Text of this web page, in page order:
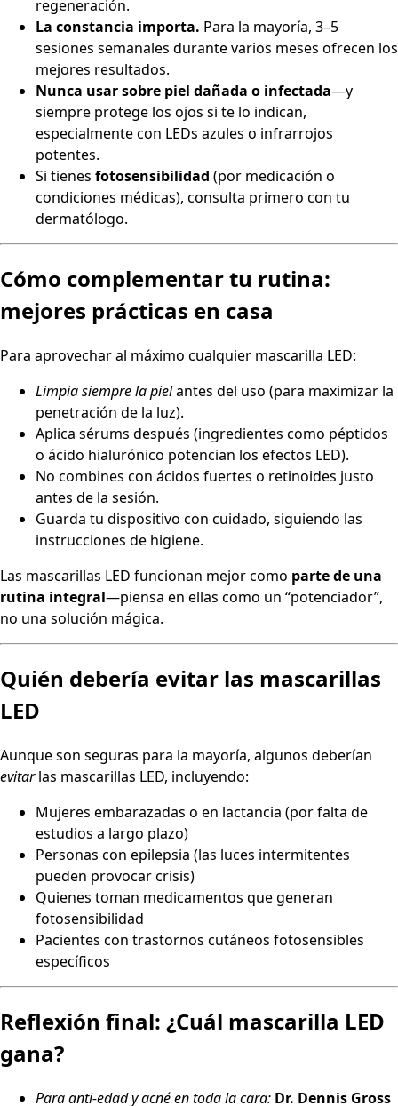
regeneración.
La constancia importa. Para la mayoría, 3–5
sesiones semanales durante varios meses ofrecen los
mejores resultados.
Nunca usar sobre piel dañada o infectada—y
siempre protege los ojos si te lo indican,
especialmente con LEDs azules o infrarrojos
potentes.
Si tienes fotosensibilidad (por medicación o
condiciones médicas), consulta primero con tu
dermatólogo.
Cómo complementar tu rutina:
mejores prácticas en casa
Para aprovechar al máximo cualquier mascarilla LED:
Limpia siempre la pielantes del uso (para maximizar la
penetración de la luz).
Aplica sérums después (ingredientes como péptidos
o ácido hialurónico potencian los efectos LED).
No combines con ácidos fuertes o retinoides justo
antes de la sesión.
Guarda tu dispositivo con cuidado, siguiendo las
instrucciones de higiene.
Las mascarillas LED funcionan mejor como parte de una
rutina integral—piensa en ellas como un “potenciador”,
no una solución mágica.
Quién debería evitar las mascarillas
LED
Aunque son seguras para la mayoría, algunos deberían
evitarlas mascarillas LED, incluyendo:
Mujeres embarazadas o en lactancia (por falta de
estudios a largo plazo)
Personas con epilepsia (las luces intermitentes
pueden provocar crisis)
Quienes toman medicamentos que generan
fotosensibilidad
Pacientes con trastornos cutáneos fotosensibles
específicos
Reflexión final: ¿Cuál mascarilla LED
gana?
Para anti-edad y acné en toda la cara: Dr. Dennis Gross